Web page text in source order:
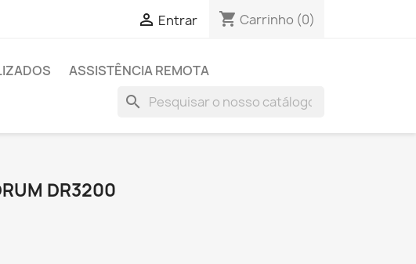
 Entrar shopping_cart Carrinho (0)
ASSISTÊNCIA REMOTA
search
DR3200